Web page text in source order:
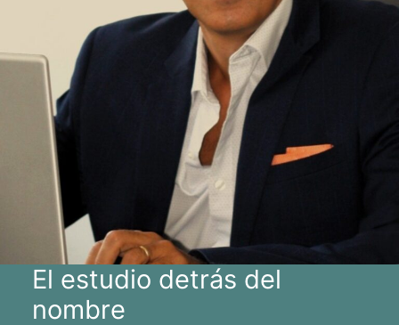
El estudio detrás del
nombre